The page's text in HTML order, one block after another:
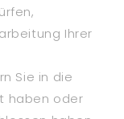
Ihrer
Sie in die
haben oder